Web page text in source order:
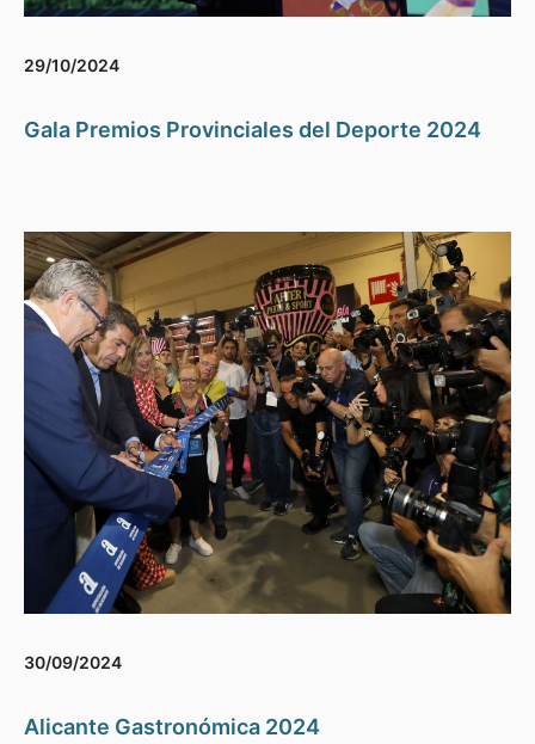
29/10/2024
Gala Premios Provinciales del Deporte 2024
30/09/2024
Alicante Gastronómica 2024